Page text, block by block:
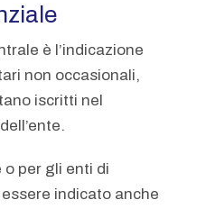
è l’indicazione
non occasionali,
iscritti nel
o per gli enti di
indicato anche